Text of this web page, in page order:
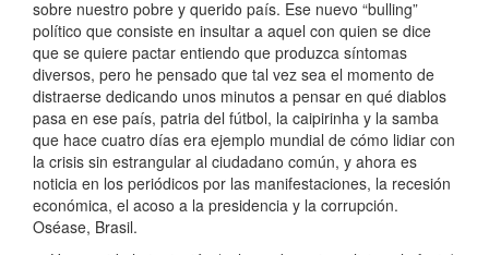
sobre nuestro pobre y querido país. Ese nuevo “bulling”
político que consiste en insultar a aquel con quien se dice
que se quiere pactar entiendo que produzca síntomas
diversos, pero he pensado que tal vez sea el momento de
distraerse dedicando unos minutos a pensar en qué diablos
pasa en ese país, patria del fútbol, la caipirinha y la samba
que hace cuatro días era ejemplo mundial de cómo lidiar con
la crisis sin estrangular al ciudadano común, y ahora es
noticia en los periódicos por las manifestaciones, la recesión
económica, el acoso a la presidencia y la corrupción.
Oséase, Brasil.